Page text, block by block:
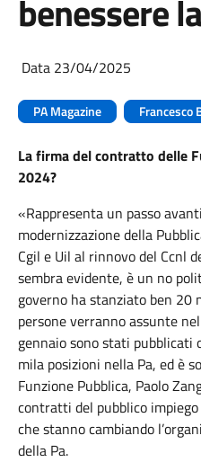
benessere
Data 23/04/2025
PA Magazine Francesco
La firma del contratto delle
2024?
«Rappresenta un passo
modernizzazione della
Cgil e Uil al rinnovo del Ccnl
sembra evidente, è un no
governo ha stanziato ben
persone verranno assunte
gennaio sono stati pubblicati
mila posizioni nella Pa, ed è
Funzione Pubblica, Paolo
contratti del pubblico
che stanno cambiando
della Pa.